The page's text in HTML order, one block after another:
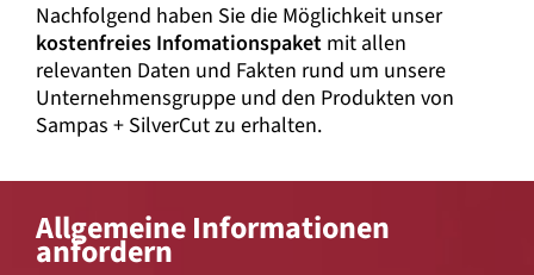
Nachfolgend haben Sie die Möglichkeit unser
kostenfreies Infomationspaket mit allen
relevanten Daten und Fakten rund um unsere
Unternehmensgruppe und den Produkten von
Sampas + SilverCut zu erhalten.
Allgemeine Informationen
anfordern